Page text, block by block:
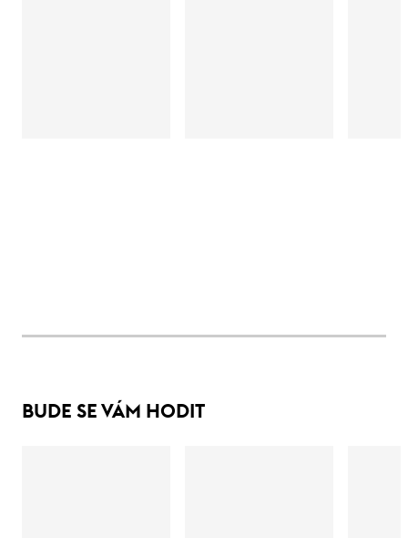
BUDE SE VÁM HODIT